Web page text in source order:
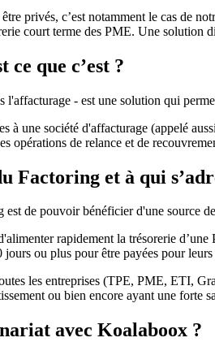
privés, c’est notamment le cas de
court terme des PME. Une solution
ce que c’est ?
l'affacturage - est une solution qui
à une société d'affacturage (appelé
opérations de relance et de
Factoring et à qui
de pouvoir bénéficier d'une source
rapidement la trésorerie
ou plus pour être payées pour
les entreprises (TPE, PME, ETI,
ou bien encore ayant une forte
avec Koalaboox ?